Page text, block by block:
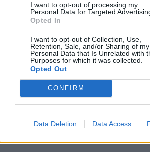
I want to opt-out of processing my
Personal Data for Targeted
Opted In
I want to opt-out of Collection, Use,
Retention, Sale, and/or Sharing of my
Personal Data that Is Unrelated with
Purposes for which it was collected.
Opted Out
CONFIRM
Data Deletion Data Access